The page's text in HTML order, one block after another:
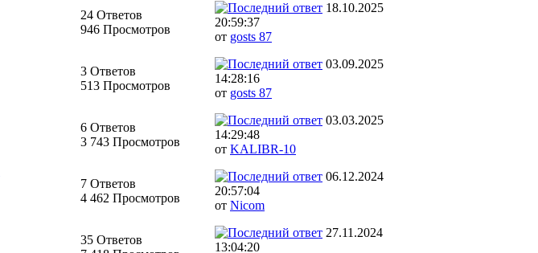
24 Ответов
946 Просмотров
18.10.2025
20:59:37
от gosts 87
3 Ответов
513 Просмотров
03.09.2025
14:28:16
от gosts 87
6 Ответов
3 743 Просмотров
03.03.2025
14:29:48
от KALIBR-10
7 Ответов
4 462 Просмотров
06.12.2024
20:57:04
от Nicom
35 Ответов
27.11.2024
13:04:20